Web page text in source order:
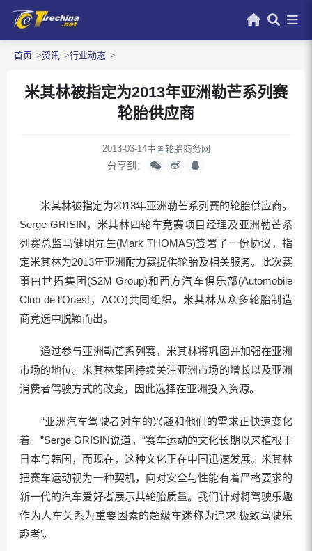
首页 资讯 行业动态
米其林被指定为2013年亚洲勒芒系列赛
轮胎供应商
2013-03-14中国轮胎商务网
分享到：
米其林被指定为2013年亚洲勒芒系列赛的轮胎供应商。
Serge GRISIN，米其林四轮车竞赛项目经理及亚洲勒芒系
列赛总监马健明先生(Mark THOMAS)签署了一份协议，指
定米其林为2013年亚洲耐力赛提供轮胎及相关服务。此次赛
事由世拓集团(S2M Group)和西方汽车俱乐部(Automobile
Club de l’Ouest，ACO)共同组织。米其林从众多轮胎制造
商竞选中脱颖而出。
通过参与亚洲勒芒系列赛，米其林将巩固并加强在亚洲
市场的地位。米其林集团持续关注亚洲市场的增长以及亚洲
消费者驾驶方式的改变，因此选择在亚洲投入资源。
“亚洲汽车驾驶者对车的兴趣和他们的需求正快速变化
着。”Serge GRISIN说道，“赛车运动的文化长期以来植根于
日本与韩国，而现在，这种文化正在中国迅速发展。米其林
把赛车运动视为一种契机，向对安全与性能有着严格要求的
新一代的汽车爱好者展示其轮胎质量。我们针对将驾驶乐趣
作为人车关系为重要因素的超级车迷称为追求‘极致驾驶乐
趣者’。